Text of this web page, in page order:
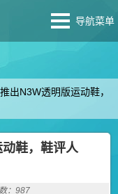
导航菜单
出N3W透明版运动鞋，
鞋，鞋评人
：987